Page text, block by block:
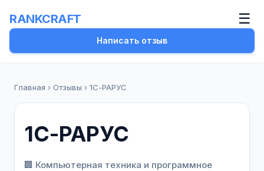
RANKCRAFT ☰
Написать отзыв
Главная › Отзывы › 1С-РАРУС
1С-РАРУС
🏢 Компьютерная техника и программное